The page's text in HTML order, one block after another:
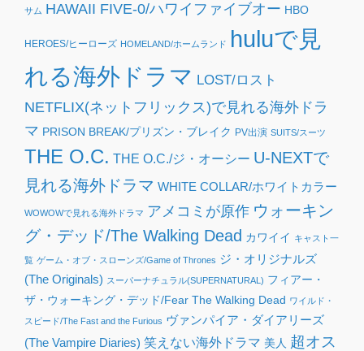
サム HAWAII FIVE-0/ハワイファイブオー HBO
HEROES/ヒーローズ HOMELAND/ホームランド huluで見
れる海外ドラマ LOST/ロスト
NETFLIX(ネットフリックス)で見れる海外ドラ
マ PRISON BREAK/プリズン・ブレイク PV出演 SUITS/スーツ
THE O.C. THE O.C./ジ・オーシー U-NEXTで
見れる海外ドラマ WHITE COLLAR/ホワイトカラー
WOWOWで見れる海外ドラマ アメコミが原作 ウォーキン
グ・デッド/The Walking Dead カワイイ キャスト一
覧 ゲーム・オブ・スローンズ/Game of Thrones ジ・オリジナルズ
(The Originals) スーパーナチュラル(SUPERNATURAL) フィアー・
ザ・ウォーキング・デッド/Fear The Walking Dead ワイルド・
スピード/The Fast and the Furious ヴァンパイア・ダイアリーズ
(The Vampire Diaries) 笑えない海外ドラマ 美人 超オス